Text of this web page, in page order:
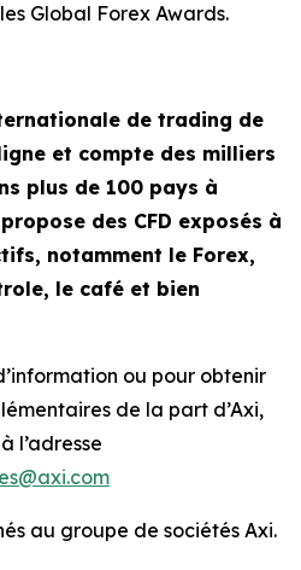
Global Forex Awards.
de trading de
et compte des milliers
plus de 100 pays à
des CFD exposés à
notamment le Forex,
le café et bien
ou pour obtenir
de la part d’Axi,
l’adresse
au groupe de sociétés Axi.